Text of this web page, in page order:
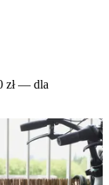
zł — dla